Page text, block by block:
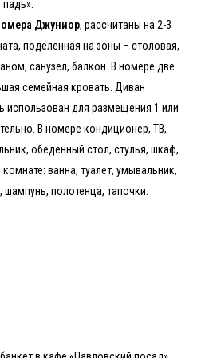
падь».
Джуниор, рассчитаны на 2-3
поделенная на зоны – столовая,
санузел, балкон. В номере две
семейная кровать. Диван
использован для размещения 1 или
В номере кондиционер, ТВ,
обеденный стол, стулья, шкаф,
ванна, туалет, умывальник,
полотенца, тапочки.